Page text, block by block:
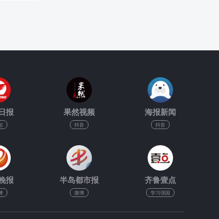
报 果然视频
抖音
海报新闻
抖音
报 半岛都市报
微博
齐鲁壹点
学习强国